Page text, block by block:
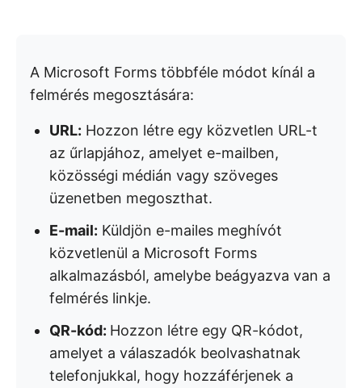
A Microsoft Forms többféle módot kínál a
felmérés megosztására:
URL: Hozzon létre egy közvetlen URL-t
az űrlapjához, amelyet e-mailben,
közösségi médián vagy szöveges
üzenetben megoszthat.
E-mail: Küldjön e-mailes meghívót
közvetlenül a Microsoft Forms
alkalmazásból, amelybe beágyazva van a
felmérés linkje.
QR-kód: Hozzon létre egy QR-kódot,
amelyet a válaszadók beolvashatnak
telefonjukkal, hogy hozzáférjenek a